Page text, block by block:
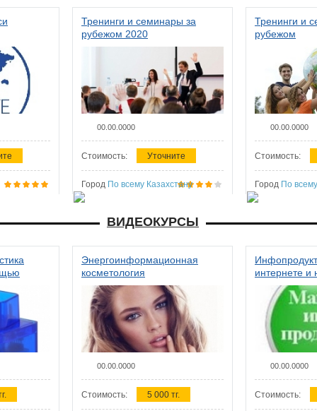
Тренинги и семинары за
рубежом 2020
00.00.0000
Стоимость: Уточните
Город По всему Казахстану
Тренинги и
рубежом
00.00.0000
Стоимость:
Город По
ВИДЕОКУРСЫ
Энергоинформационная
косметология
00.00.0000
Стоимость: 5 000 тг.
интернете и
00.00.0000
Стоимость: